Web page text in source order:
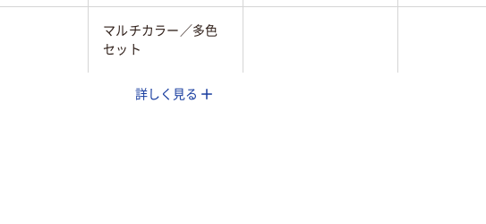
マルチカラー／多色
セット
詳しく見る